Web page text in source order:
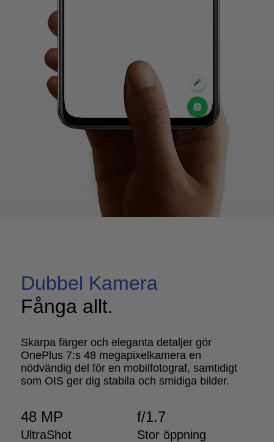
Dubbel Kamera
Fånga allt.
Skarpa färger och eleganta detaljer gör
OnePlus 7:s 48 megapixelkamera en
nödvändig del för en mobilfotograf, samtidigt
som OIS ger dig stabila och smidiga bilder.
48 MP
UltraShot
f/1.7
Stor öppning